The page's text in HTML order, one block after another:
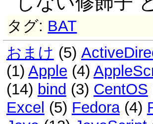
タグ: BAT
おまけ (5)
(1) Apple (4)
(14) bind (3) CentOS
Excel (5) Fedora(4)